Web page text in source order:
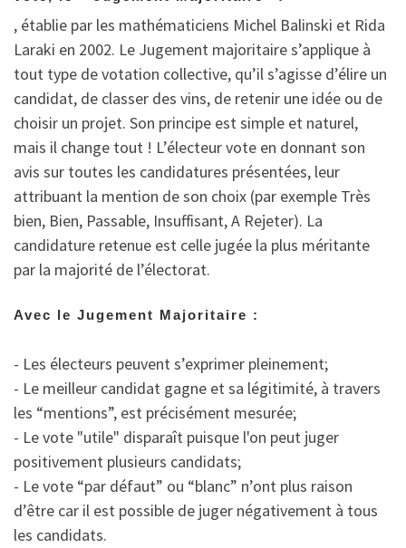
, établie par les mathématiciens Michel Balinski et Rida
Laraki en 2002. Le Jugement majoritaire s’applique à
tout type de votation collective, qu’il s’agisse d’élire un
candidat, de classer des vins, de retenir une idée ou de
choisir un projet. Son principe est simple et naturel,
mais il change tout ! L’électeur vote en donnant son
avis sur toutes les candidatures présentées, leur
attribuant la mention de son choix (par exemple Très
bien, Bien, Passable, Insuffisant, A Rejeter). La
candidature retenue est celle jugée la plus méritante
par la majorité de l’électorat.
Avec le Jugement Majoritaire :
- Les électeurs peuvent s’exprimer pleinement;
- Le meilleur candidat gagne et sa légitimité, à travers
les “mentions”, est précisément mesurée;
- Le vote "utile" disparaît puisque l'on peut juger
positivement plusieurs candidats;
- Le vote “par défaut” ou “blanc” n’ont plus raison
d’être car il est possible de juger négativement à tous
les candidats.